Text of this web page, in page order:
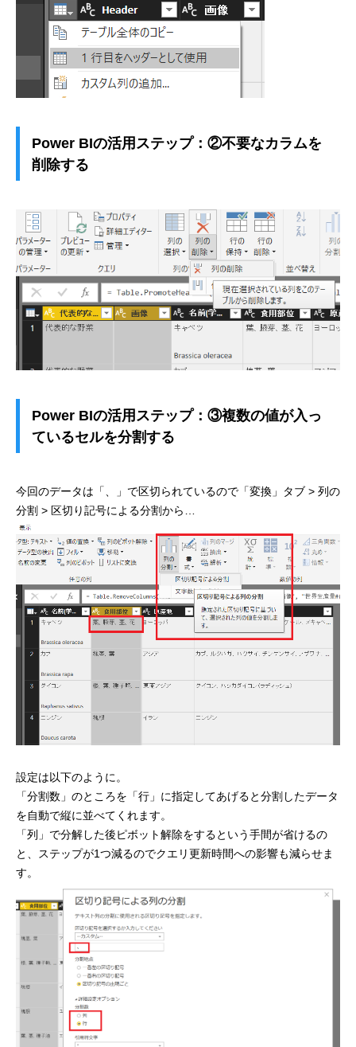
Power BIの活用ステップ：②不要なカラムを
削除する
Power BIの活用ステップ：③複数の値が入っ
ているセルを分割する
今回のデータは「、」で区切られているので「変換」タブ > 列の
分割 > 区切り記号による分割から…
設定は以下のように。
「分割数」のところを「行」に指定してあげると分割したデータ
を自動で縦に並べてくれます。
「列」で分解した後ピボット解除をするという手間が省けるの
と、ステップが1つ減るのでクエリ更新時間への影響も減らせま
す。